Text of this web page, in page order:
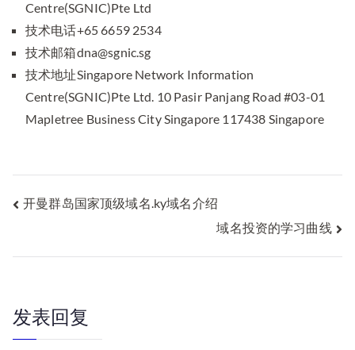
Centre(SGNIC)Pte Ltd
技术电话+65 6659 2534
技术邮箱dna@sgnic.sg
技术地址Singapore Network Information
Centre(SGNIC)Pte Ltd. 10 Pasir Panjang Road #03-01
Mapletree Business City Singapore 117438 Singapore
文
航
开曼群岛国家顶级域名.ky域名介绍
域名投资的学习曲线
发表回复